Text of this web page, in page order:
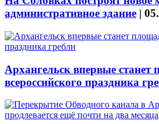
административное здание |
Архангельск впервые станет
всероссийского праздника